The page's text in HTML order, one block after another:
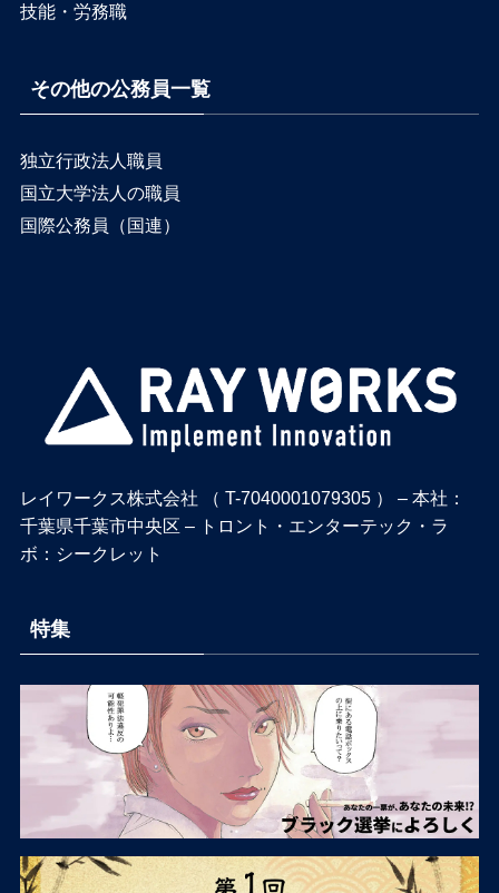
技能・労務職
その他の公務員一覧
独立行政法人職員
国立大学法人の職員
国際公務員（国連）
レイワークス株式会社 （ T-7040001079305 ） – 本社：
千葉県千葉市中央区 – トロント・エンターテック・ラ
ボ：シークレット
特集